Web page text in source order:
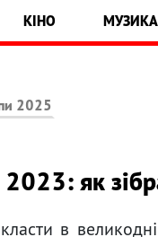
КІНО МУЗИКА
2025
як
в